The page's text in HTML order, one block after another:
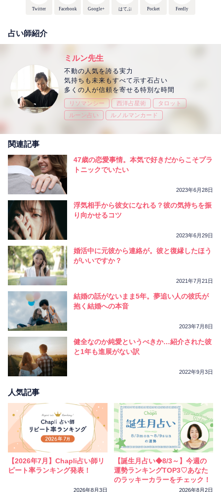
Twitter Facebook Google+ はてぶ Pocket Feedly
占い師紹介
ミルン先生
不動の人気を誇る実力
気持ちも未来もすべて示す石占い
多くの人が信頼を寄せる特別な時間
リソマンシー 西洋占星術
タロット
ルーン占い
ルノルマンカード
関連記事
47歳の恋愛事情。本気で好きだからこそプラ
トニックでいたい
2023年6月28日
浮気相手から彼女になれる？彼の気持ちを振
り向かせるコツ
2023年6月29日
婚活中に元彼から連絡が。彼と復縁したほう
がいいですか？
2021年7月21日
結婚の話がないまま5年。夢追い人の彼氏が
抱く結婚への本音
2023年7月8日
健全なのか純愛というべきか…紹介された彼
と1年も進展がない訳
2022年9月3日
人気記事
【2026年7月】Chapli占い師リ
ピート率ランキング発表！
2026年8月3日
【誕生月占い◆8/3～】今週の
運勢ランキングTOP3♡あなた
のラッキーカラーをチェック！
2026年8月2日